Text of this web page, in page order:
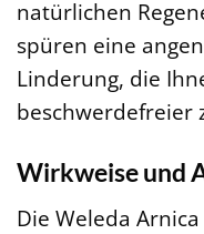
natürlichen
spüren eine
Linderung, die
beschwerdefreier
Wirkweise und
Die Weleda